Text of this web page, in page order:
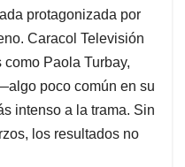
protagonizada por
Caracol Televisión
Paola Turbay,
poco común en su
intenso a la trama. Sin
los resultados no